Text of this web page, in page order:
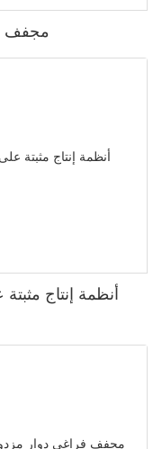
مجفف
أنظمة إنتاج مثبتة